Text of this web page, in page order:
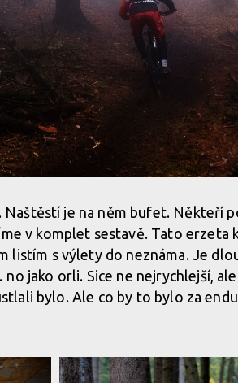
je na něm bufet. Někteří
v komplet sestavě. Tato erzeta
listím s výlety do neznáma. Je
jako orli. Sice ne nejrychlejší,
bylo. Ale co by to bylo za